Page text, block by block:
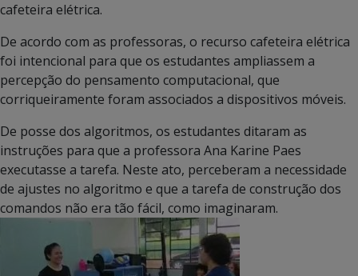
cafeteira elétrica.
De acordo com as professoras, o recurso cafeteira elétrica
foi intencional para que os estudantes ampliassem a
percepção do pensamento computacional, que
corriqueiramente foram associados a dispositivos móveis.
De posse dos algoritmos, os estudantes ditaram as
instruções para que a professora Ana Karine Paes
executasse a tarefa. Neste ato, perceberam a necessidade
de ajustes no algoritmo e que a tarefa de construção dos
comandos não era tão fácil, como imaginaram.